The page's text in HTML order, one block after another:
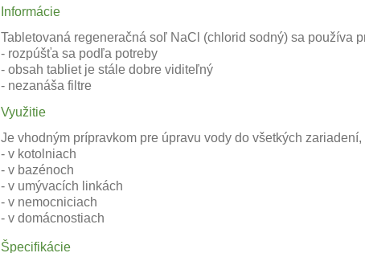
Informácie
Tabletovaná regeneračná soľ NaCl (chlorid sodný) sa používa
- rozpúšťa sa podľa potreby
- obsah tabliet je stále dobre viditeľný
- nezanáša filtre
Využitie
Je vhodným prípravkom pre úpravu vody do všetkých
- v kotolniach
- v bazénoch
- v umývacích linkách
- v nemocniciach
- v domácnostiach
Špecifikácie